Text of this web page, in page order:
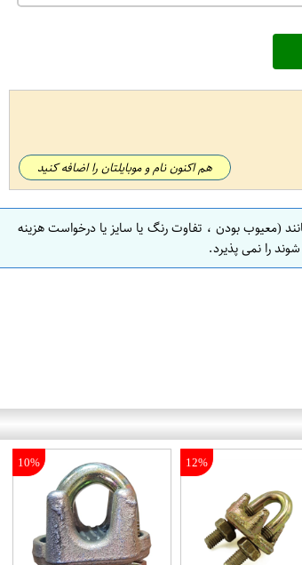
هم اکنون نام و موبایلتان را اضافه کنید
(معیوب بودن ، تفاوت رنگ یا سایز یا درخواست هزینه
را نمی پذیرد.
12%
10%